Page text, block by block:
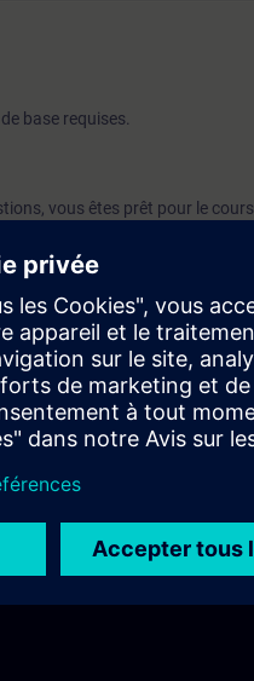
base requises.
vous êtes prêt pour le cours.
base.